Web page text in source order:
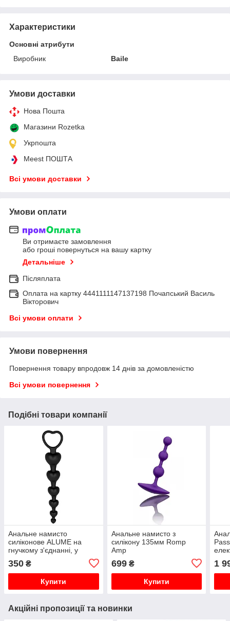
Характеристики
Основні атрибути
Виробник
Baile
Умови доставки
Нова Пошта
Магазини Rozetka
Укрпошта
Meest ПОШТА
Всі умови доставки
Умови оплати
Ви отримаєте замовлення
або гроші повернуться на вашу картку
Детальніше
Післяплата
Оплата на картку 4441111147137198 Почапський Василь
Вікторович
Всі умови оплати
Умови повернення
Повернення товару впродовж 14 днів за домовленістю
Всі умови повернення
Подібні товари компанії
Анальне намисто
силіконове ALUME на
гнучкому з'єднанні, у
350 ₴
Купити
Анальне намисто з
силікону 135мм Romp
Amp
699₴
Купити
7,6
1
Акційні пропозиції та новинки